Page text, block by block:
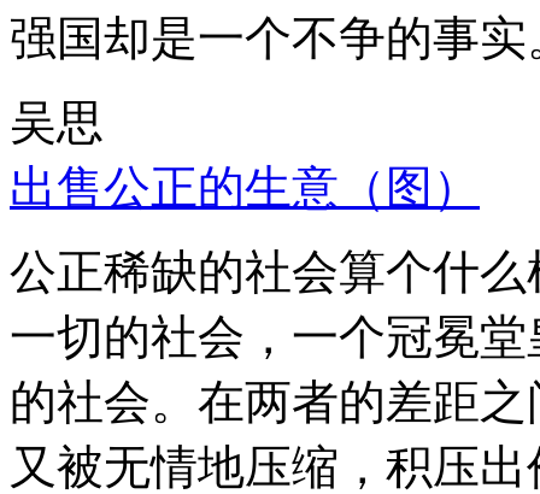
强国却是一个不争的事实
吴思
出售公正的生意（图）
公正稀缺的社会算个什
一切的社会，一个冠冕
的社会。在两者的差距
又被无情地压缩，积压